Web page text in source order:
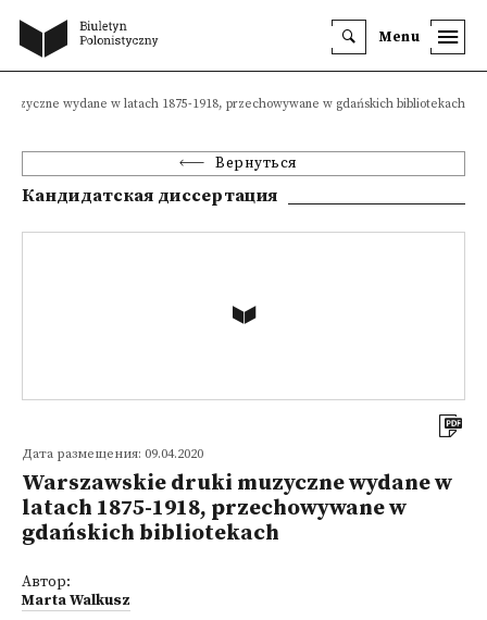
Menu
wydane w latach 1875-1918, przechowywane w gdańskich bibliotekach
Вернуться
Кандидатская диссертация
Дата размещения: 09.04.2020
Warszawskie druki muzyczne wydane w
latach 1875-1918, przechowywane w
gdańskich bibliotekach
Автор:
Marta Walkusz